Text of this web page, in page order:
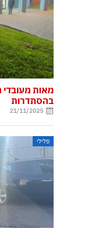
מאות
בהסתדרות
21/11/2025
פלילי